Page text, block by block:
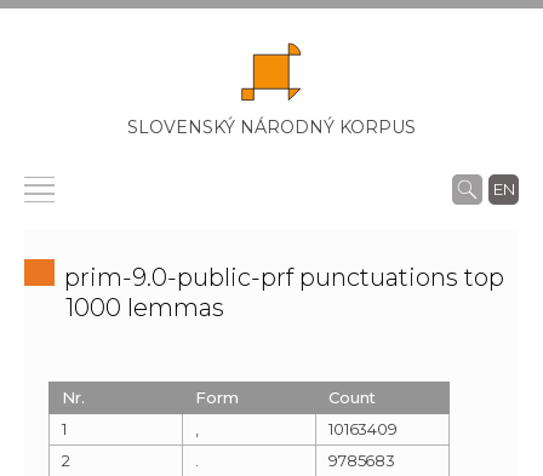
SLOVENSKÝ NÁRODNÝ KORPUS
EN
prim-9.0-public-prf punctuations top
1000 lemmas
Nr. Form
Count
1
10163409
2
9785683